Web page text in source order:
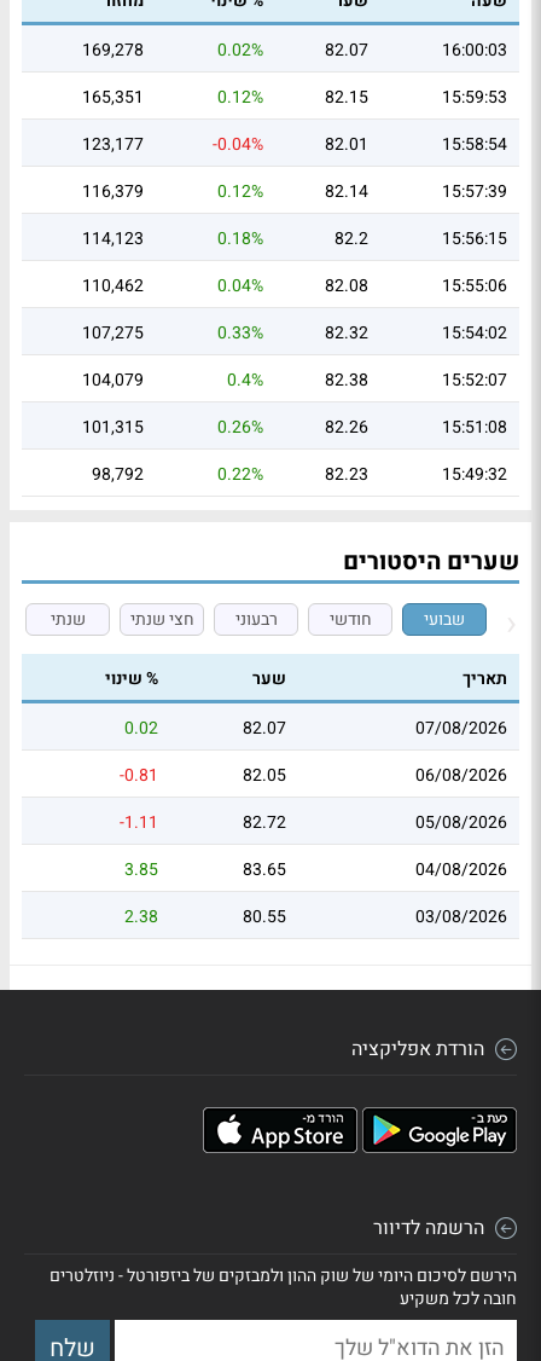
16:00:03
82.07
0.02%
169,278
15:59:53
82.15
0.12%
165,351
15:58:54
82.01
-0.04%
123,177
15:57:39
82.14
0.12%
116,379
15:56:15
82.2
0.18%
114,123
15:55:06
82.08
0.04%
110,462
15:54:02
82.32
0.33%
107,275
15:52:07
82.38
0.4%
104,079
15:51:08
82.26
0.26%
101,315
15:49:32
82.23
0.22%
98,792
שערים היסטורים
שבועי חודשי רבעוני חצי שנתי שנתי
תאריך שער
% שינוי
07/08/2026
82.07
0.02
06/08/2026
82.05
-0.81
05/08/2026
82.72
-1.11
04/08/2026
83.65
3.85
03/08/2026
80.55
2.38
הורדת אפליקציה
הרשמה לדיוור
הירשם לסיכום היומי של שוק ההון ולמבזקים של ביזפורטל - ניוזלטרים
חובה לכל משקיע